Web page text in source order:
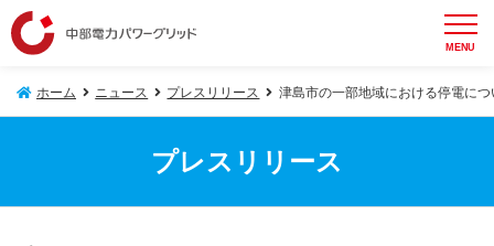
MENU
ホーム ニュース プレスリリース 津島市の一部地域における停電につ
プレスリリース